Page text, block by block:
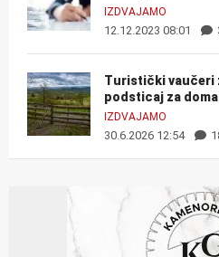
IZDVAJAMO
12.12.2023 08:01
Turistički vaučeri
podsticaj za
IZDVAJAMO
30.6.2026 12:54